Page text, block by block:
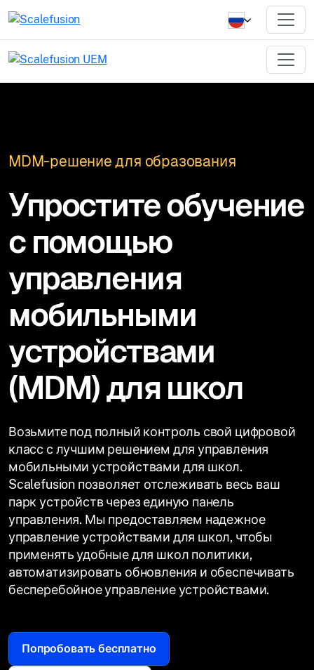
MDM-решение для образования
Упростите обучение
с помощью
управления
мобильными
устройствами
(MDM) для школ
Возьмите под полный контроль свой цифровой
класс с лучшим решением для управления
мобильными устройствами для школ.
Scalefusion позволяет отслеживать весь ваш
парк устройств через единую панель
управления. Мы предоставляем надежное
управление устройствами для школ, чтобы
применять удобные для школ политики,
автоматизировать обновления и обеспечивать
бесперебойное управление устройствами.
Попробовать бесплатно